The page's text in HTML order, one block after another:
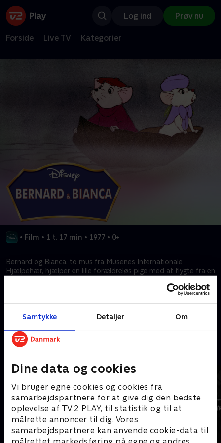
Samtykke Detaljer Om
Dine data og cookies
Vi bruger egne cookies og cookies fra
samarbejdspartnere for at give dig den bedste
oplevelse af TV 2 PLAY, til statistik og til at
målrette annoncer til dig. Vores
samarbejdspartnere kan anvende cookie-data til
Log ind Prøv nu
Forside Live TV Kategorier
• Film • 1 t. 17 min • 1977 • 0+
Bernard og Bianca, to mus fra Musenes Internationale
Hjælpehær, hjælper en lille forældreløs pige med at flygte fra en
Kræver tilkøb